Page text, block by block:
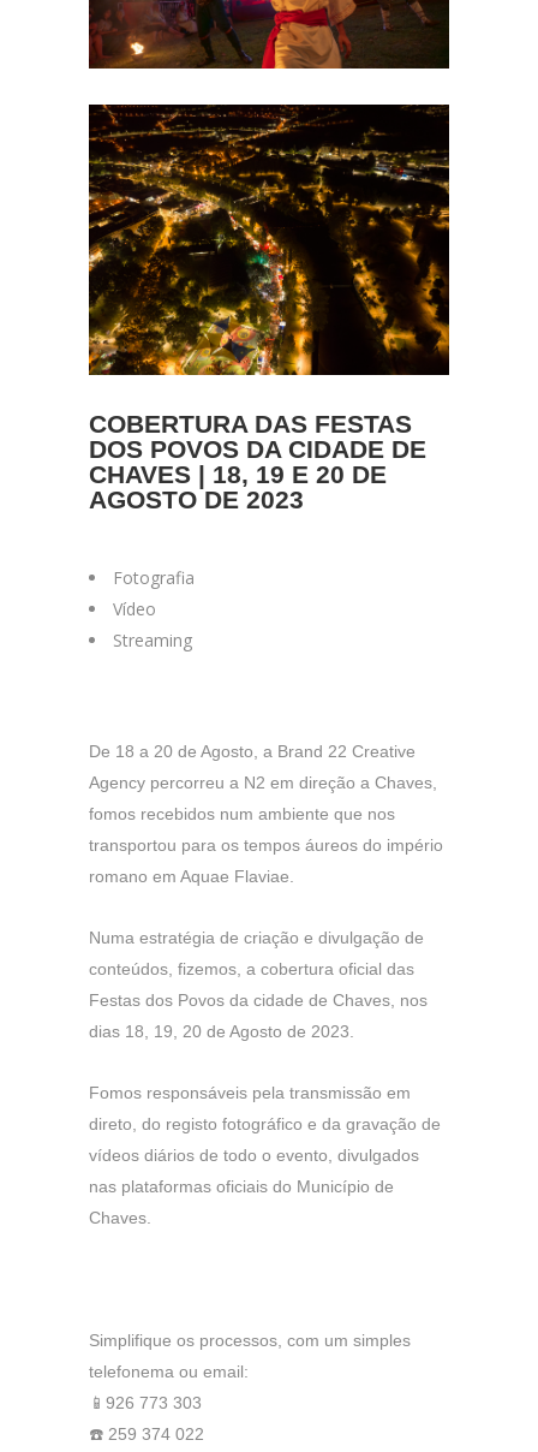
COBERTURA DAS FESTAS
DOS POVOS DA CIDADE DE
CHAVES | 18, 19 E 20 DE
AGOSTO DE 2023
Fotografia
Vídeo
Streaming
De 18 a 20 de Agosto, a Brand 22 Creative
Agency percorreu a N2 em direção a Chaves,
fomos recebidos num ambiente que nos
transportou para os tempos áureos do império
romano em Aquae Flaviae.
Numa estratégia de criação e divulgação de
conteúdos, fizemos, a cobertura oficial das
Festas dos Povos da cidade de Chaves, nos
dias 18, 19, 20 de Agosto de 2023.
Fomos responsáveis pela transmissão em
direto, do registo fotográfico e da gravação de
vídeos diários de todo o evento, divulgados
nas plataformas oficiais do Município de
Chaves.
Simplifique os processos, com um simples
telefonema ou email:
📱926 773 303
☎️ 259 374 022